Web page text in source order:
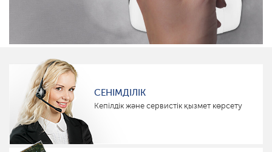
СЕНІМДІЛІК
Кепілдік және сервистік қызмет көрсету